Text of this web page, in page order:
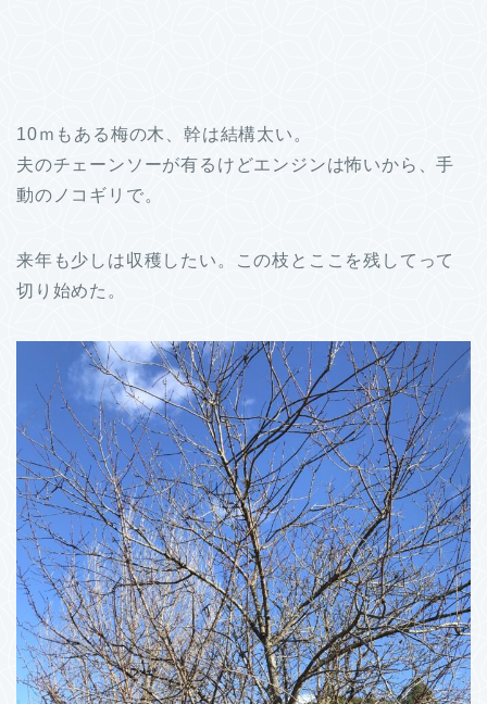
10ｍもある梅の木、幹は結構太い。
夫のチェーンソーが有るけどエンジンは怖いから、手
動のノコギリで。
来年も少しは収穫したい。この枝とここを残してって
切り始めた。